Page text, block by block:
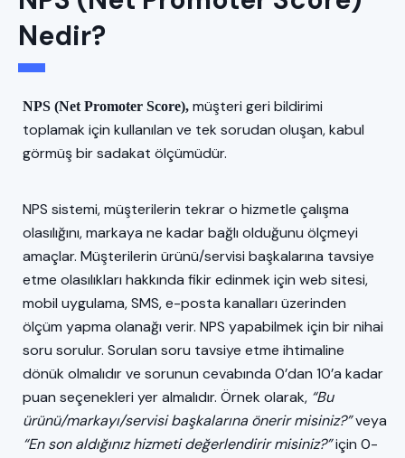
Nedir?
NPS (Net Promoter Score), müşteri geri bildirimi
toplamak için kullanılan ve tek sorudan oluşan, kabul
görmüş bir sadakat ölçümüdür.
NPS sistemi, müşterilerin tekrar o hizmetle çalışma
olasılığını, markaya ne kadar bağlı olduğunu ölçmeyi
amaçlar. Müşterilerin ürünü/servisi başkalarına tavsiye
etme olasılıkları hakkında fikir edinmek için web sitesi,
mobil uygulama, SMS, e-posta kanalları üzerinden
ölçüm yapma olanağı verir. NPS yapabilmek için bir nihai
soru sorulur. Sorulan soru tavsiye etme ihtimaline
dönük olmalıdır ve sorunun cevabında 0’dan 10’a kadar
puan seçenekleri yer almalıdır. Örnek olarak, “Bu
ürünü/markayı/servisi başkalarına önerir misiniz?”veya
“En son aldığınız hizmeti değerlendirir misiniz?”için 0-